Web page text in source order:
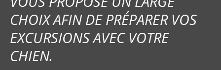
CHOIX AFIN DE PRÉPARER VOS
EXCURSIONS AVEC VOTRE
CHIEN.